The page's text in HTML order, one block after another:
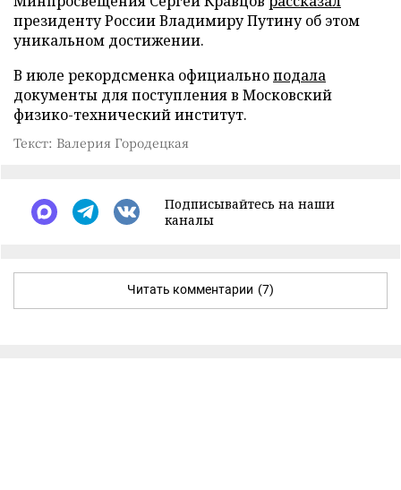
президенту России Владимиру Путину об этом
уникальном достижении.
В июле рекордсменка официальноподала
документы для поступления в Московский
физико-технический институт.
Текст: Валерия Городецкая
Подписывайтесь на наши
каналы
Читать комментарии (7)